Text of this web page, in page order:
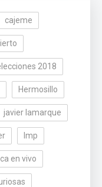
cajeme
2018
Hermosillo
javier lamarque
lmp
en vivo